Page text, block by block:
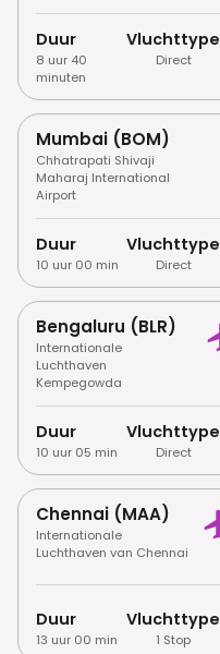
Duur
8 uur 40
minuten
Vluchttype
Direct
Mumbai (BOM)
Chhatrapati Shivaji
Maharaj International
Airport
Duur
10 uur 00 min
Vluchttype
Direct
Bengaluru (BLR)
Internationale
Luchthaven
Kempegowda
Duur
10 uur 05 min
Vluchttype
Direct
Chennai (MAA)
Internationale
Luchthaven van Chennai
Duur
13 uur 00 min
Vluchttype
1 Stop